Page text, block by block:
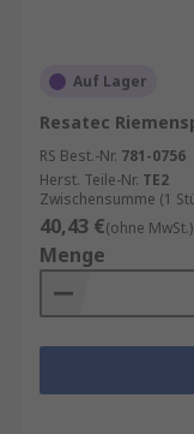
Auf Lager
Resatec
RS Best.-Nr. 781-0756
Herst. Teile-Nr. TE2
Zwischensumme (1
40,43 €(ohne MwSt.)
Menge